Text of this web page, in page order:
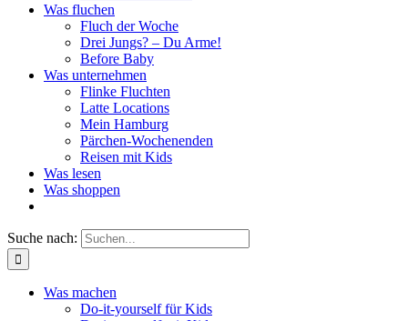
Was fluchen
Fluch der Woche
Drei Jungs? – Du Arme!
Before Baby
Was unternehmen
Flinke Fluchten
Latte Locations
Mein Hamburg
Pärchen-Wochenenden
Reisen mit Kids
Was lesen
Was shoppen
Suche nach:
Was machen
Do-it-yourself für Kids